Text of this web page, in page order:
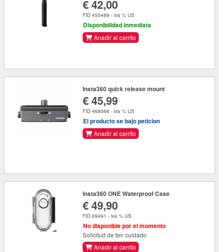
€ 42,00
FID 455489 - iva % US
Disponibilidad inmediata
Anadir al carrito
Insta360 quick release mount
€ 45,99
FID 468066 - iva % US
El producto se bajo peticion
Anadir al carrito
Insta360 ONE Waterproof Case
€ 49,90
FID 69491 - iva % US
No disponible por el momento
Solicitud de ten cuidado
Anadir al carrito